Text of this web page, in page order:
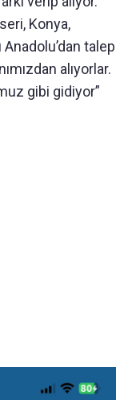
Konya,
Anadolu’dan talep
alıyorlar.
gibi gidiyor”